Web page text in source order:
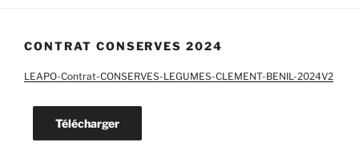
CONTRAT CONSERVES 2024
LEAPO-Contrat-CONSERVES-LEGUMES-CLEMENT-BENIL-2024V2
Télécharger